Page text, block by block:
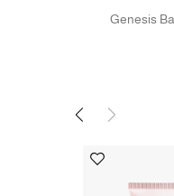
Genesis